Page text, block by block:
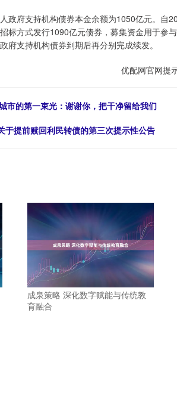
府支持机构债券本金余额为1050亿元。自
标方式发行1090亿元债券，募集资金用于参
府支持机构债券到期后再分别完成续发。
优配网官网提
市的第一束光：谢谢你，把干净留给我们
于提前赎回利民转债的第三次提示性公告
成泉策略 深化数字赋能与传统教
育融合